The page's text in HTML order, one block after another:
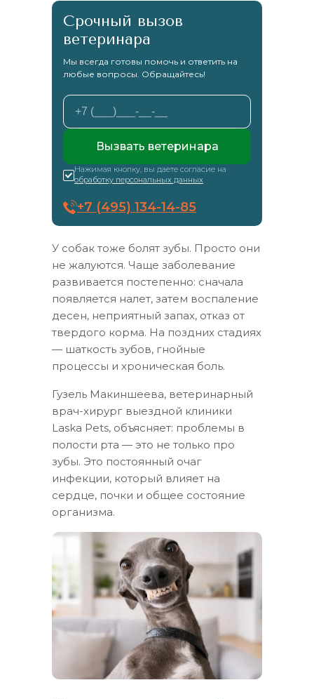
Срочный вызов
ветеринара
Мы всегда готовы помочь и ответить на
любые вопросы. Обращайтесь!
Вызвать ветеринара
Нажимая кнопку, вы даете согласие на
обработку персональных данных
+7 (495) 134-14-85
У собак тоже болят зубы. Просто они
не жалуются. Чаще заболевание
развивается постепенно: сначала
появляется налет, затем воспаление
десен, неприятный запах, отказ от
твердого корма. На поздних стадиях
— шаткость зубов, гнойные
процессы и хроническая боль.
Гузель Макиншеева, ветеринарный
врач-хирург выездной клиники
Laska Pets, объясняет: проблемы в
полости рта — это не только про
зубы. Это постоянный очаг
инфекции, который влияет на
сердце, почки и общее состояние
организма.